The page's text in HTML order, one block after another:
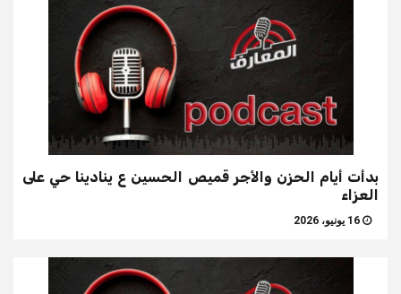
بدأت أيام الحزن والأجر قميص الحسين ع ينادينا حي على
العزاء